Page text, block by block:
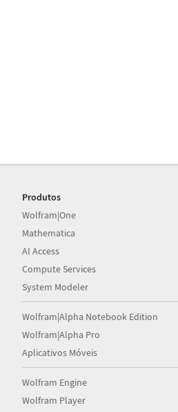
Produtos
Wolfram|One
Mathematica
AI Access
Compute Services
System Modeler
Wolfram|Alpha Notebook Edition
Wolfram|Alpha Pro
Aplicativos Móveis
Wolfram Engine
Wolfram Player